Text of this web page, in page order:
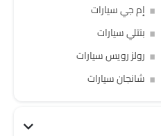
إم جي سيارات
بنتلي سيارات
رولز رويس سيارات
شانجان سيارات